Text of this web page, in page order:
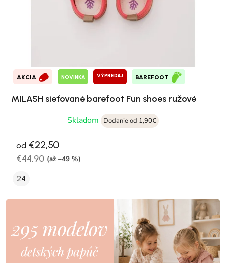
AKCIA NOVINKA VÝPREDAJ BAREFOOT
MILASH sieťované barefoot Fun shoes ružové
Skladom
Dodanie od 1,90€
od €22,50
€44,90 (až –49 %)
24